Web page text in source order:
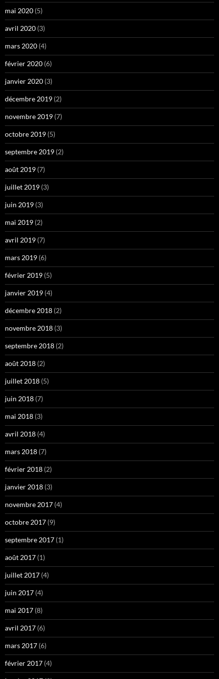
mai 2020 (5)
avril 2020 (3)
mars 2020 (4)
février 2020 (6)
janvier 2020 (3)
décembre 2019 (2)
novembre 2019 (7)
octobre 2019 (5)
septembre 2019 (2)
août 2019 (7)
juillet 2019 (3)
juin 2019 (3)
mai 2019 (2)
avril 2019 (7)
mars 2019 (6)
février 2019 (5)
janvier 2019 (4)
décembre 2018 (2)
novembre 2018 (3)
septembre 2018 (2)
août 2018 (2)
juillet 2018 (5)
juin 2018 (7)
mai 2018 (3)
avril 2018 (4)
mars 2018 (7)
février 2018 (2)
janvier 2018 (3)
novembre 2017 (4)
octobre 2017 (9)
septembre 2017 (1)
août 2017 (1)
juillet 2017 (4)
juin 2017 (4)
mai 2017 (8)
avril 2017 (6)
mars 2017 (6)
février 2017 (4)